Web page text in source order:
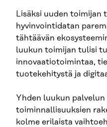
Lisäksi uuden toimijan
hyvinvointidatan
tähtäävän
luukun toimijan tulisi
innovaatiotoimintaa,
tuotekehitystä ja
Yhden luukun
toiminnallisuuksien
kolme erilaista